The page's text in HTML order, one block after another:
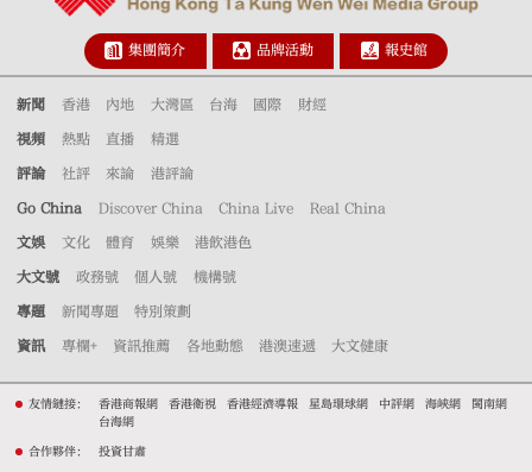
集團簡介 品牌活動 報史館
新聞 香港 內地 大灣區 台海 國際 財經
視頻 熱點 直播 精選
評論 社評 來論 港評論
Go China Discover China China Live Real China
文娛 文化 體育 娛樂 港飲港色
大文號 政務號 個人號 機構號
專題 新聞專題 特別策劃
資訊 專欄+ 資訊推薦 各地動態 港澳速遞 大文健康
友情鏈接： 香港商報網 香港衛視 香港經濟導報 星島環球網 中評網 海峽網
閩南網
台海網
合作夥伴： 投資甘肅